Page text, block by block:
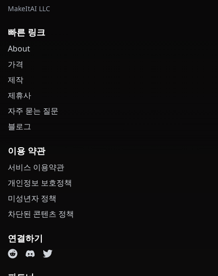
MakeItAI LLC
빠른 링크
About
가격
제작
제휴사
자주 묻는 질문
블로그
이용 약관
서비스 이용약관
개인정보 보호정책
미성년자 정책
차단된 콘텐츠 정책
연결하기